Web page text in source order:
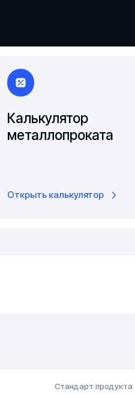
Калькулятор
металлопроката
Открыть калькулятор
Стандарт продукта